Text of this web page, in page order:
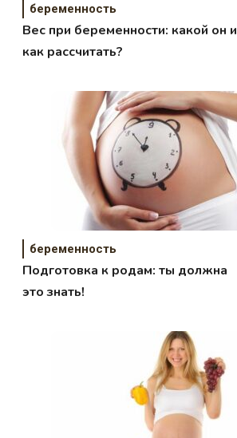
беременность
Вес при беременности: какой он и
как рассчитать?
беременность
Подготовка к родам: ты должна
это знать!